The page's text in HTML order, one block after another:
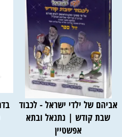
אביהם של ילדי ישראל - לכבוד
שבת קודש | נתנאל ובתא
אפשטיין